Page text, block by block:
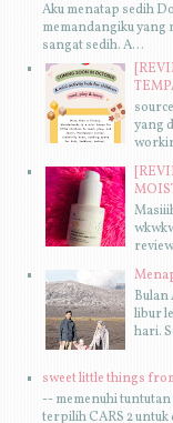
Aku menatap sedih
memandangiku yang
sangat sedih. A...
yang
Bulan
libur
hari.
sweet little things
-- memenuhi
terpilih CARS 2